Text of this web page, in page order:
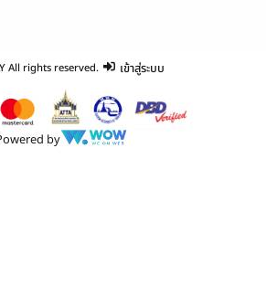
All rights reserved. เข้าสู่ระบบ
by